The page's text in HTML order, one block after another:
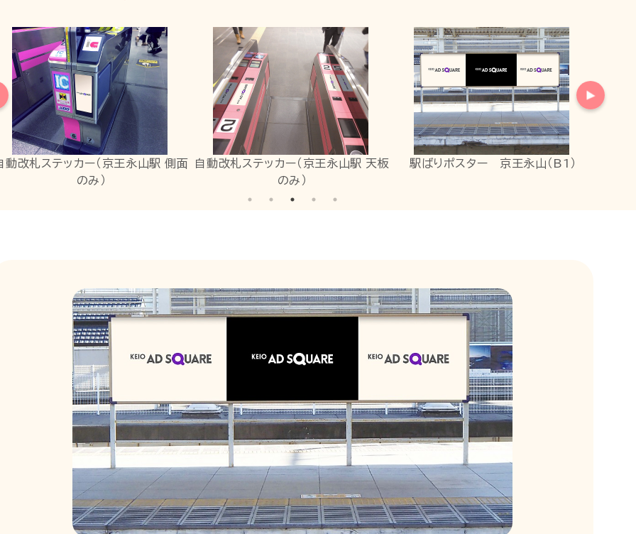
動改札ステッカー（京王永山駅 側面
のみ）
自動改札ステッカー（京王永山駅 天板
のみ）
駅ばりポスター 京王永山（B1）